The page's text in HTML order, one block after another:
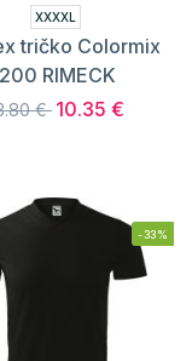
XXXXL
tričko Colormix
200 RIMECK
€ 10.35 €
-33%